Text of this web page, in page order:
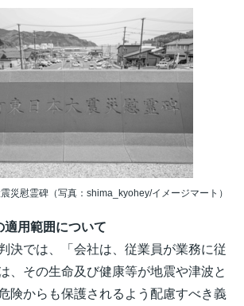
災慰霊碑（写真：shima_kyohey/イメージマート）
用範囲について
決では、「会社は、従業員が業務に従
、その生命及び健康等が地震や津波と
険からも保護されるよう配慮すべき義